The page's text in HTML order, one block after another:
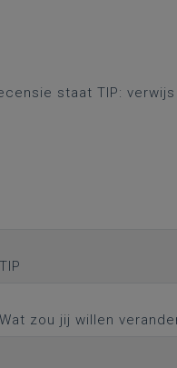
staat TIP: verwijs
TIP
Wat zou jij willen